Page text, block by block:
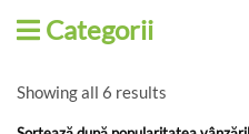
Categorii
Showing all 6 results